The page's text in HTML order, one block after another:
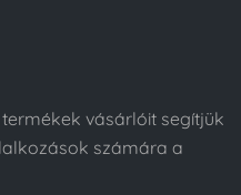
vásárlóit segítjük
számára a